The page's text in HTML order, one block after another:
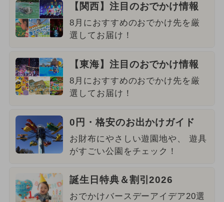
【関西】注目のおでかけ情報
8月におすすめのおでかけ先を厳
選してお届け！
【東海】注目のおでかけ情報
8月におすすめのおでかけ先を厳
選してお届け！
0円・格安のお出かけガイド
お財布にやさしい遊園地や、 遊具
がすごい公園をチェック！
誕生日特典＆割引2026
おでかけバースデーアイデア20選